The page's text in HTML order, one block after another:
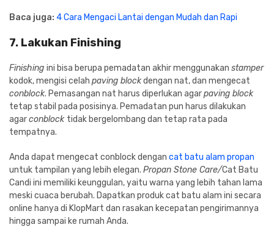
Baca juga: 4 Cara Mengaci Lantai dengan Mudah dan Rapi
7. Lakukan Finishing
Finishing ini bisa berupa pemadatan akhir menggunakan stamper
kodok, mengisi celah paving blockdengan nat, dan mengecat
conblock. Pemasangan nat harus diperlukan agarpaving block
tetap stabil pada posisinya. Pemadatan pun harus dilakukan
agarconblock tidak bergelombang dan tetap rata pada
tempatnya.
Anda dapat mengecat conblock dengan cat batu alam propan
untuk tampilan yang lebih elegan. Propan Stone Care/Cat Batu
Candi ini memiliki keunggulan, yaitu warna yang lebih tahan lama
meski cuaca berubah. Dapatkan produk cat batu alam ini secara
online hanya di KlopMart dan rasakan kecepatan pengirimannya
hingga sampai ke rumah Anda.